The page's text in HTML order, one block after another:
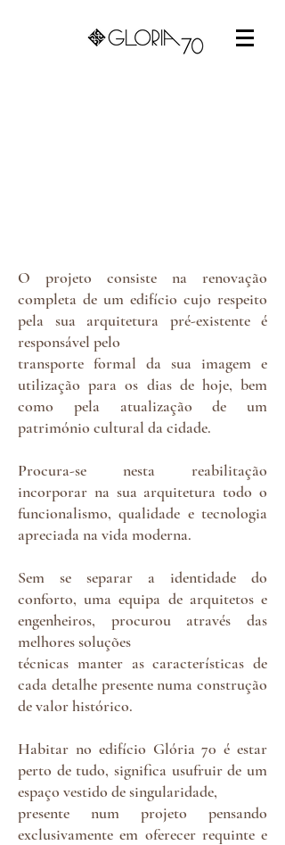
O projeto consiste na renovação
completa de um edifício cujo respeito
pela sua arquitetura pré-existente é
responsável pelo
transporte formal da sua imagem e
utilização para os dias de hoje, bem
como pela atualização de um
património cultural da cidade.
Procura-se nesta reabilitação
incorporar na sua arquitetura todo o
funcionalismo, qualidade e tecnologia
apreciada na vida moderna.
Sem se separar a identidade do
conforto, uma equipa de arquitetos e
engenheiros, procurou através das
melhores soluções
técnicas manter as características de
cada detalhe presente numa construção
de valor histórico.
Habitar no edifício Glória 70 é estar
perto de tudo, significa usufruir de um
espaço vestido de singularidade,
presente num projeto pensando
exclusivamente em oferecer requinte e